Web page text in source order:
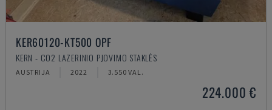
KER60120-KT500 OPF
KERN - CO2 LAZERINIO PJOVIMO STAKLĖS
AUSTRIJA 2022 3.550 VAL.
224.000 €